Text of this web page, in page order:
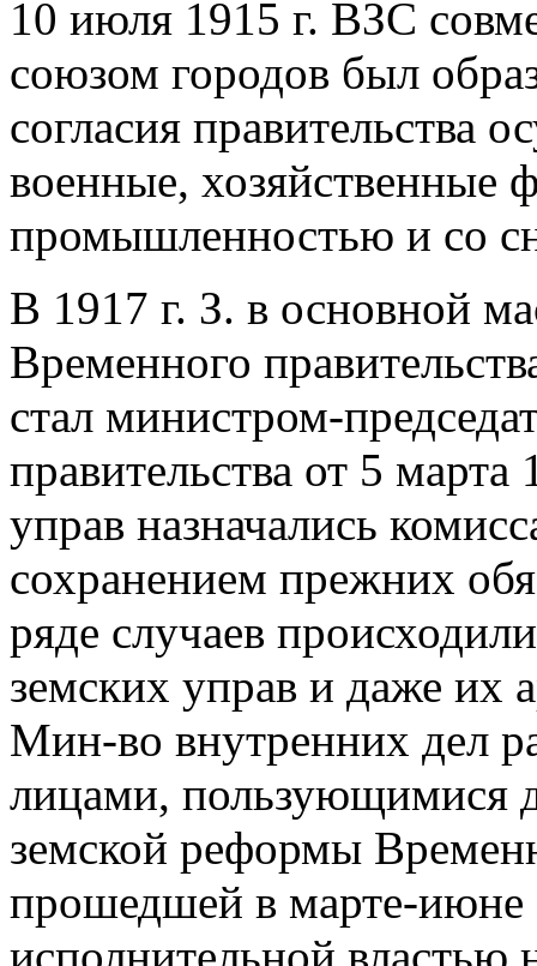
10 июля 1915 г. ВЗС
союзом городов был
согласия правительства
военные, хозяйственные
промышленностью и со
В 1917 г. З. в основной
Временного
стал министром-
правительства от 5 марта
управ назначались
сохранением прежних
ряде случаев
земских управ и даже их
Мин-во внутренних дел
лицами, пользующимися
земской реформы
прошедшей в марте-июне
исполнительной властью